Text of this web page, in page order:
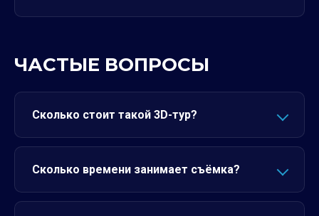
ЧАСТЫЕ ВОПРОСЫ
Сколько стоит такой 3D-тур?
Сколько времени занимает съёмка?